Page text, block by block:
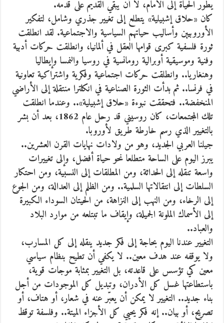
يطّور الحياة إلى الأمام، لا أن يبقي القديم على قدمه.
كان «حلاق إشبيلية» يتطلع إلى تغيير جذري وشامل، لتفكير
الأوروبيين وأساليب حياتهم السياسية والاجتماعية. لقد انطلقت
ثورة فلسفية كبرى قوامها العقل في ألمانيا، وانطلقت حركات أدبية
وفنية وموسيقية أوبرالية رومانسية في روسيا والنمسا وإيطاليا
وهنغاريا.. وانطلقت حركات اجتماعية وفكرية واشتراكية تعاونية
في فرنسا.. ثم بدأت الثورة الصناعية في انكلترا منتقلة إلى الأراضي
المنخفضة.. فتحققت نبوءة «حلاق إشبيلية».. وعندما انطلقت
تلك المجتمعات، كان روسيني قد رحل عام ‬1862، بعد أن بشر
بالتغيير الذي رسم خارطة طريق لأوروبا.
جيلنا العربي الجديد، وهو من ولادات نهايات القرن العشرين..
يبرز اليوم على الساحة متطلعا نحو حياة أفضل، وإلى تغييرات
واسعة تنقله إلى الحداثة، ومن المطلقات إلى النسبية، ومن احتكار
السلطات إلى انتقالاتها السلمية.. ومن الظلم إلى العدالة، ومن الجوع
إلى الرخاء، ومن النهب إلى النزاهة، من الحيتان السوداء الكبيرة
إلى الأسماك الملونة الجميلة، وإيقاف ما تبتلعه من موارد البلاد
والعباد..
التغيير عندنا اليوم بحاجة إلى فكر جديد ينقله إلى كل المسارب،
ولا يوقفه عند هدف معين.. لا يكفي أن تطيح بنظام سياسي
معين كي تؤسس على قاعدته، بل التغيير بمثابة موجات قوية،
باستطاعتها غسل كل الأدران، وتبديل كل الموجودات من أجل
بناء جديد.. التغيير لا يمكن أن يعبّر عنه في شعار، أو هتاف، أو
تصريح، أو بيان.. إنه فكر يحيي كل الأجزاء الميتة.. وفلسفة توقظ